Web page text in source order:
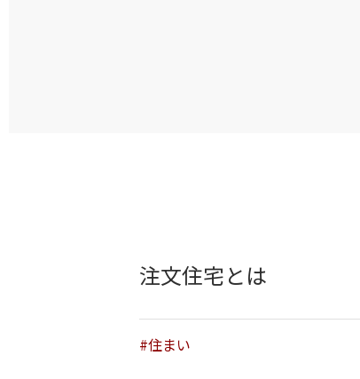
注文住宅とは
#住まい